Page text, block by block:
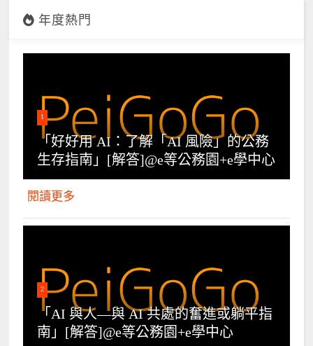
年度熱門
1
「好好用 AI：了解「AI 風險」的公務
生存指南」[解答]@e等公務園+e學中心
閱讀更多
2
「AI 與人—與 AI 共處的奮進或躺平指
南」[解答]@e等公務園+e學中心